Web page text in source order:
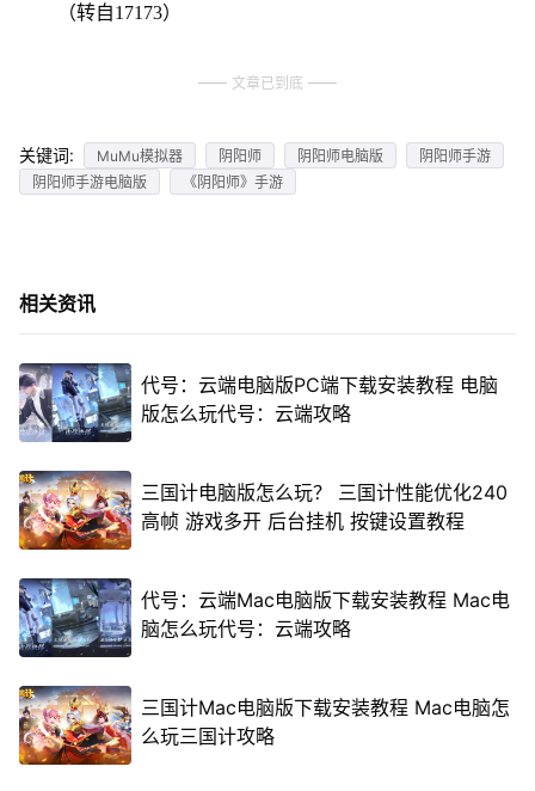
（转自17173）
文章已到底
关键词: MuMu模拟器 阴阳师 阴阳师电脑版
阴阳师手游
阴阳师手游电脑版
《阴阳师》手游
相关资讯
代号：云端电脑版PC端下载安装教程 电脑
版怎么玩代号：云端攻略
三国计电脑版怎么玩？ 三国计性能优化240
高帧 游戏多开 后台挂机 按键设置教程
代号：云端Mac电脑版下载安装教程 Mac电
脑怎么玩代号：云端攻略
三国计Mac电脑版下载安装教程 Mac电脑怎
么玩三国计攻略